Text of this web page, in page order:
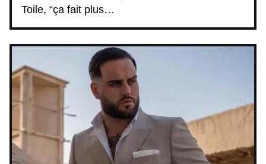
Toile, “ça fait plus…